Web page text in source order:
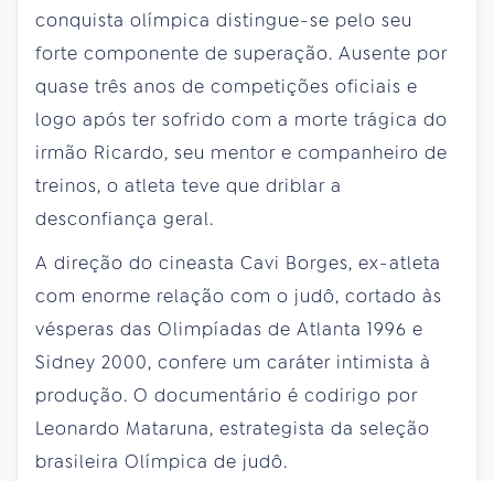
conquista olímpica distingue-se pelo seu
forte componente de superação. Ausente por
quase três anos de competições oficiais e
logo após ter sofrido com a morte trágica do
irmão Ricardo, seu mentor e companheiro de
treinos, o atleta teve que driblar a
desconfiança geral.
A direção do cineasta Cavi Borges, ex-atleta
com enorme relação com o judô, cortado às
vésperas das Olimpíadas de Atlanta 1996 e
Sidney 2000, confere um caráter intimista à
produção. O documentário é codirigo por
Leonardo Mataruna, estrategista da seleção
brasileira Olímpica de judô.